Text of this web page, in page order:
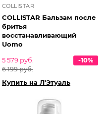
COLLISTAR
COLLISTAR Бальзам после
бритья
восстанавливающий
Uomo
5 579 руб.
6 199 руб.
-10%
Купить на Л'Этуаль